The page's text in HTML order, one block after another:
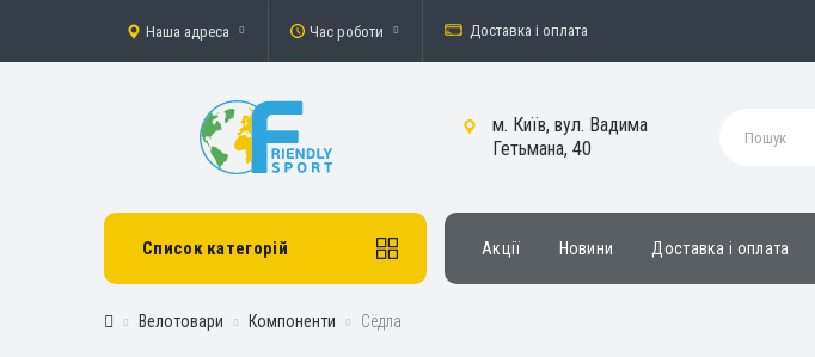
Наша адреса Час роботи Доставка і оплата
м. Київ, вул. Вадима
Гетьмана, 40
Список категорій Акції Новини Доставка і оплата
Велотовари Компоненти Сёдла